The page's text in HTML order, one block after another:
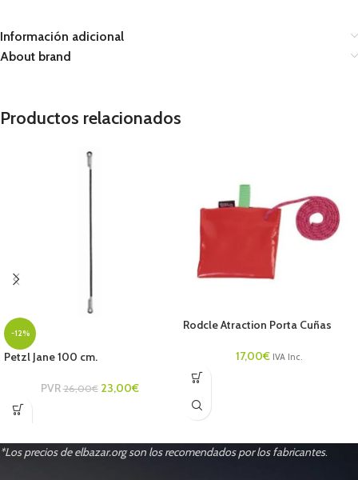
Información adicional
About brand
Productos relacionados
-12%
Petzl Jane 100 cm.
PVR 26,00€ 23,00€
Rodcle Atraction Porta Cuñas
17,00€ IVA Inc.
*Los precios de elbazar.org son los recomendados por los fabricantes.